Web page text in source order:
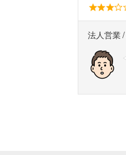
法人営業